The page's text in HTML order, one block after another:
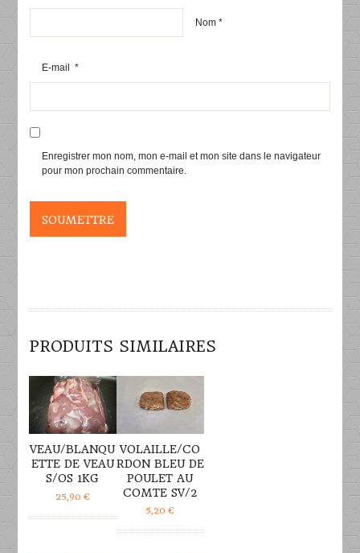
Nom *
E-mail*
Enregistrer mon nom, mon e-mail et mon site dans le navigateur
pour mon prochain commentaire.
PRODUITS SIMILAIRES
VEAU/BLANQU
ETTE DE VEAU
S/OS 1KG
25,90 €
VOLAILLE/CO
RDON BLEU DE
POULET AU
COMTE SV/2
5,20€